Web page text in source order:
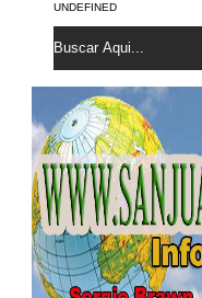
UNDEFINED